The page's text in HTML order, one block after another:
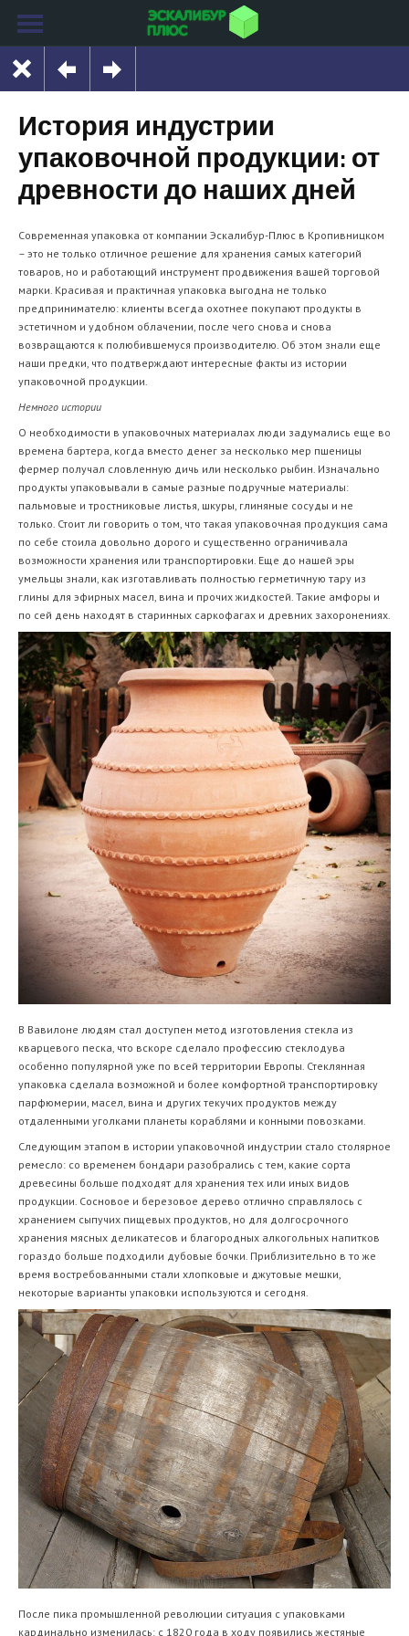
История индустрии
упаковочной продукции: от
древности до наших дней
Современная упаковка от компании Эскалибур-Плюс в Кропивницком
– это не только отличное решение для хранения самых категорий
товаров, но и работающий инструмент продвижения вашей торговой
марки. Красивая и практичная упаковка выгодна не только
предпринимателю: клиенты всегда охотнее покупают продукты в
эстетичном и удобном облачении, после чего снова и снова
возвращаются к полюбившемуся производителю. Об этом знали еще
наши предки, что подтверждают интересные факты из истории
упаковочной продукции.
Немного истории
О необходимости в упаковочных материалах люди задумались еще во
времена бартера, когда вместо денег за несколько мер пшеницы
фермер получал словленную дичь или несколько рыбин. Изначально
продукты упаковывали в самые разные подручные материалы:
пальмовые и тростниковые листья, шкуры, глиняные сосуды и не
только. Стоит ли говорить о том, что такая упаковочная продукция сама
по себе стоила довольно дорого и существенно ограничивала
возможности хранения или транспортировки. Еще до нашей эры
умельцы знали, как изготавливать полностью герметичную тару из
глины для эфирных масел, вина и прочих жидкостей. Такие амфоры и
по сей день находят в старинных саркофагах и древних захоронениях.
В Вавилоне людям стал доступен метод изготовления стекла из
кварцевого песка, что вскоре сделало профессию стеклодува
особенно популярной уже по всей территории Европы. Стеклянная
упаковка сделала возможной и более комфортной транспортировку
парфюмерии, масел, вина и других текучих продуктов между
отдаленными уголками планеты кораблями и конными повозками.
Следующим этапом в истории упаковочной индустрии стало столярное
ремесло: со временем бондари разобрались с тем, какие сорта
древесины больше подходят для хранения тех или иных видов
продукции. Сосновое и березовое дерево отлично справлялось с
хранением сыпучих пищевых продуктов, но для долгосрочного
хранения мясных деликатесов и благородных алкогольных напитков
гораздо больше подходили дубовые бочки. Приблизительно в то же
время востребованными стали хлопковые и джутовые мешки,
некоторые варианты упаковки используются и сегодня.
После пика промышленной революции ситуация с упаковками
кардинально изменилась: с 1820 года в ходу появились жестяные